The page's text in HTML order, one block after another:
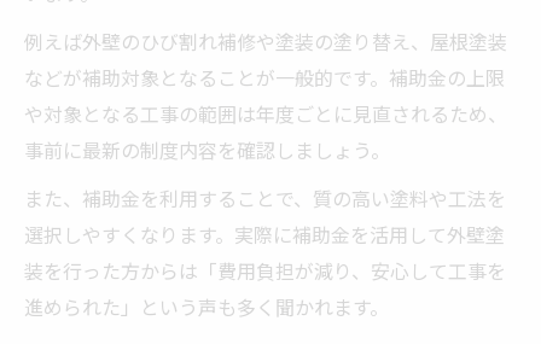
例えば外壁のひび割れ補修や塗装の塗り替え、屋根塗装
などが補助対象となることが一般的です。補助金の上限
や対象となる工事の範囲は年度ごとに見直されるため、
事前に最新の制度内容を確認しましょう。
また、補助金を利用することで、質の高い塗料や工法を
選択しやすくなります。実際に補助金を活用して外壁塗
装を行った方からは「費用負担が減り、安心して工事を
進められた」という声も多く聞かれます。